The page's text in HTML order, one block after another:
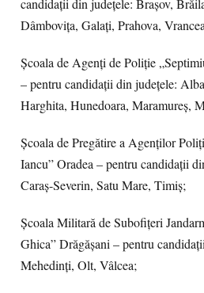
candidații din județele: Brașov,
Dâmbovița, Galați, Prahova,
Școala de Agenți de Poliție
– pentru candidații din județele:
Harghita, Hunedoara, Maramureș,
Școala de Pregătire a Agenților
Iancu” Oradea – pentru candidații
Caraș-Severin, Satu Mare, Timiș;
Școala Militară de Subofițeri
Ghica” Drăgășani – pentru
Mehedinți, Olt, Vâlcea;